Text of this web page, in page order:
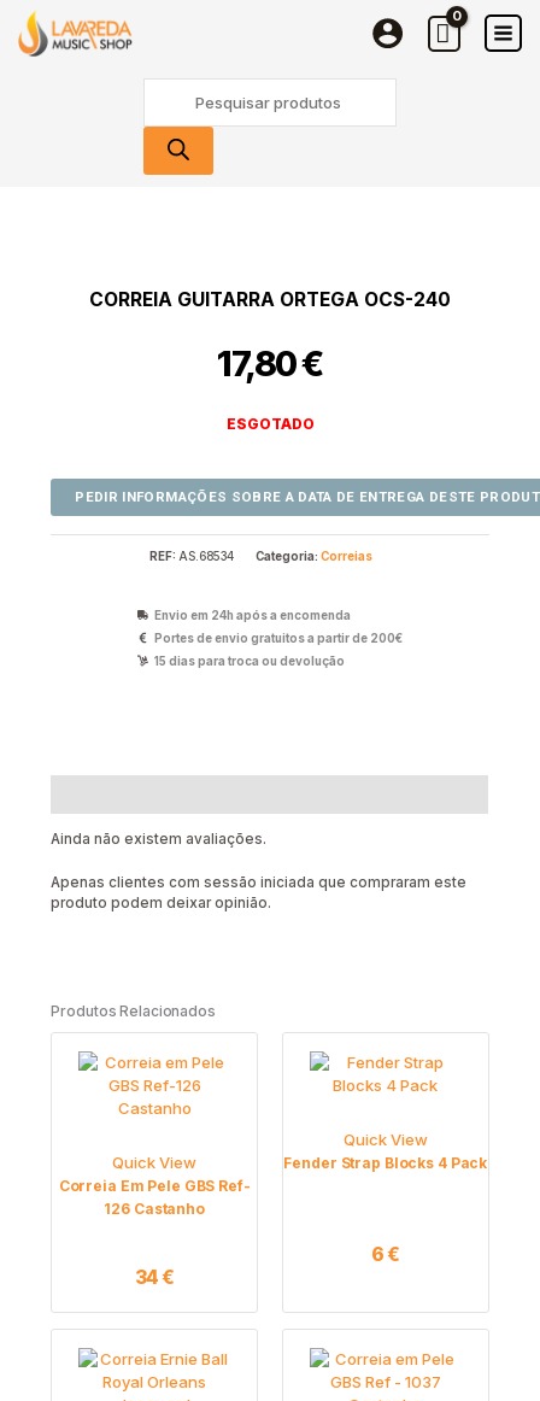
content
search
CORREIA GUITARRA ORTEGA OCS-240
17,80€
ESGOTADO
REF: AS.68534 Categoria: Correias
Envio em 24h após a encomenda
Portes de envio gratuitos a partir de 200€
15 dias para troca ou devolução
Ainda não existem avaliações.
Apenas clientes com sessão iniciada que compraram este
produto podem deixar opinião.
Produtos Relacionados
Quick View
Correia Em Pele GBS Ref-
126 Castanho
34€
Quick View
Fender Strap Blocks 4 Pack
6€